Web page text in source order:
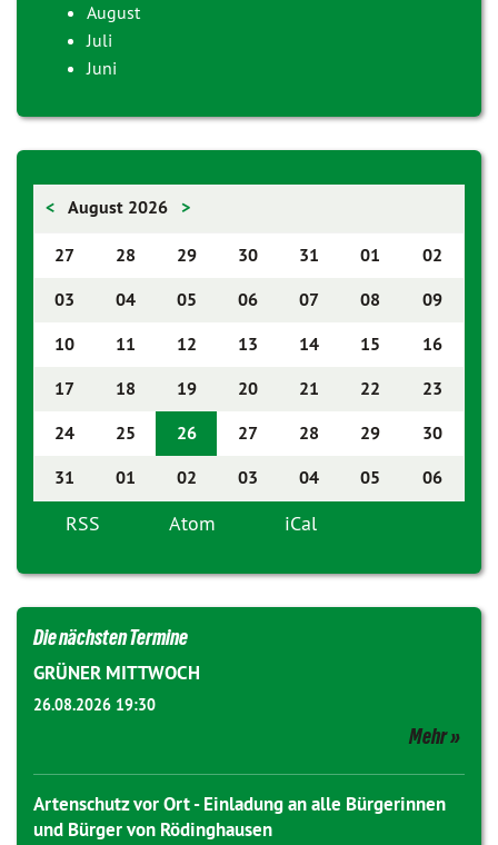
August
Juli
Juni
< August 2026 >
27 28 29 30 31 01
02
03
04 05 06 07 08
09
10
11 12 13 14 15
16
17
18 19 20 21 22
23
24
25 26 27 28 29
30
31
01 02 03 04 05 06
RSS Atom iCal
Die nächsten Termine
GRÜNER MITTWOCH
26.08.2026 19:30
Mehr
Artenschutz vor Ort - Einladung an alle Bürgerinnen
und Bürger von Rödinghausen